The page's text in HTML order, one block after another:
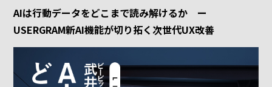
AIは行動データをどこまで読み解けるか ー
USERGRAM新AI機能が切り拓く次世代UX改善